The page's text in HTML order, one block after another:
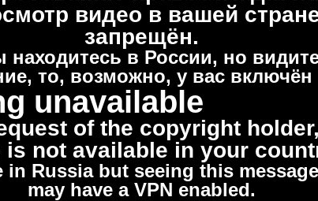
видео в вашей
запрещён.
находитесь в России, но
то, возможно, у вас включён
unavailable
of the copyright
is not available in your
in Russia but seeing this
may have a VPN enabled.